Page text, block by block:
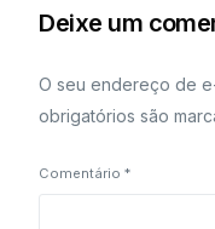
Deixe um
O seu endereço de
obrigatórios são
Comentário*